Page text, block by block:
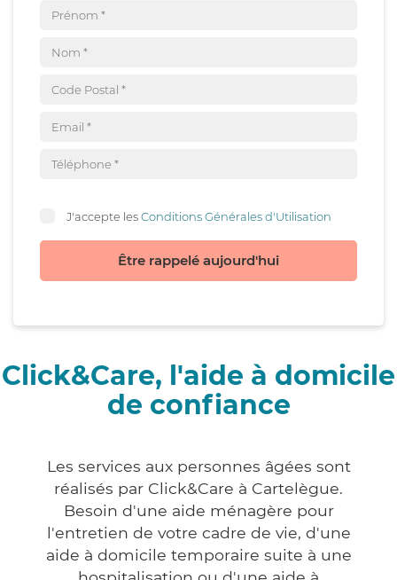
J'accepte lesConditions Générales d'Utilisation
Être rappelé aujourd'hui
Click&Care, l'aide à domicile
de confiance
Les services aux personnes âgées sont
réalisés par Click&Care à Cartelègue.
Besoin d'une aide ménagère pour
l'entretien de votre cadre de vie, d'une
aide à domicile temporaire suite à une